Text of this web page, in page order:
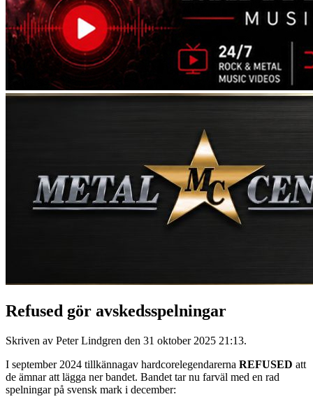
Refused gör avskedsspelningar
Skriven av Peter Lindgren den 31 oktober 2025 21:13.
I september 2024 tillkännagav hardcorelegendarerna REFUSED att
de ämnar att lägga ner bandet. Bandet tar nu farväl med en rad
spelningar på svensk mark i december: